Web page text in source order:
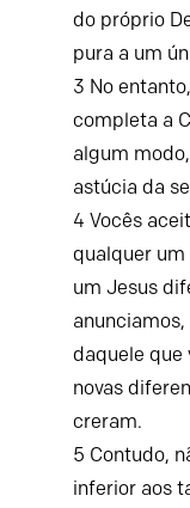
do próprio
pura a um
3 No
completa a
algum
astúcia da
4 Vocês
qualquer um
um Jesus
daquele que
novas
creram.
5 Contudo,
inferior aos